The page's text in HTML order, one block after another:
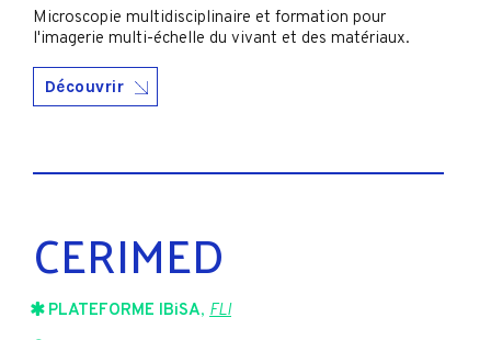
Microscopie multidisciplinaire et formation pour
l'imagerie multi-échelle du vivant et des matériaux.
Découvrir
CERIMED
PLATEFORME IBiSA, FLI